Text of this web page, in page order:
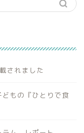
されました
もの『ひとりで食